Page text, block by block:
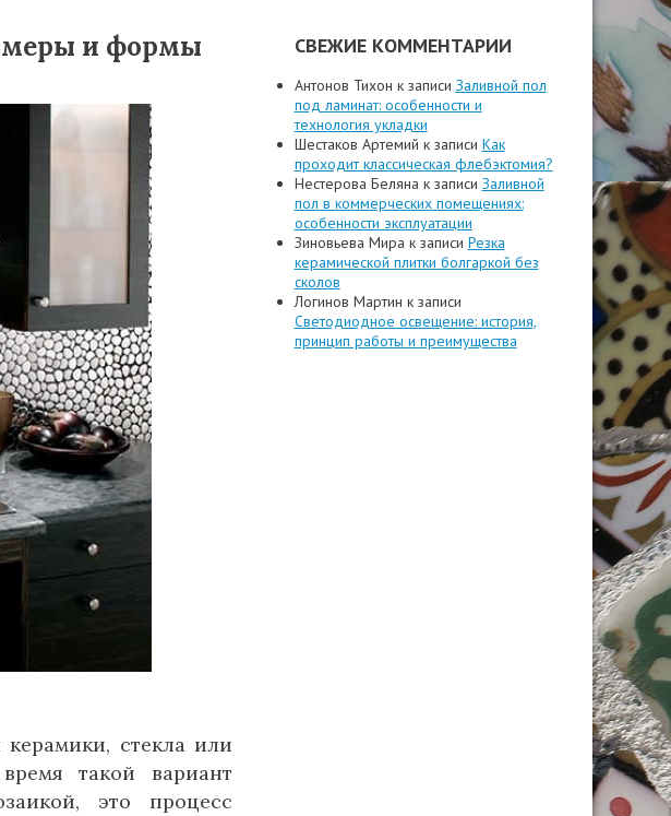
и формы
стекла или
такой вариант
это процесс
СВЕЖИЕ КОММЕНТАРИИ
Антонов Тихон к записи Заливной пол
под ламинат: особенности и
технология укладки
Шестаков Артемий к записи Как
проходит классическая флебэктомия?
Нестерова Беляна к записи Заливной
пол в коммерческих помещениях:
особенности эксплуатации
Зиновьева Мира к записи Резка
керамической плитки болгаркой без
сколов
Логинов Мартин к записи
Светодиодное освещение: история,
принцип работы и преимущества